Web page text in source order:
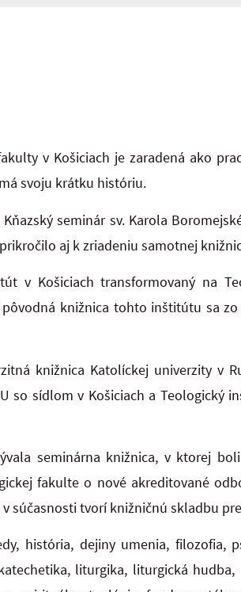
v Košiciach je zaradená ako
svoju krátku históriu.
seminár sv. Karola
aj k zriadeniu samotnej
v Košiciach transformovaný na
knižnica tohto inštitútu sa
knižnica Katolíckej univerzity v
so sídlom v Košiciach a Teologický
seminárna knižnica, v ktorej
fakulte o nové akreditované
súčasnosti tvorí knižničnú skladbu
história, dejiny umenia, filozofia,
liturgika, liturgická